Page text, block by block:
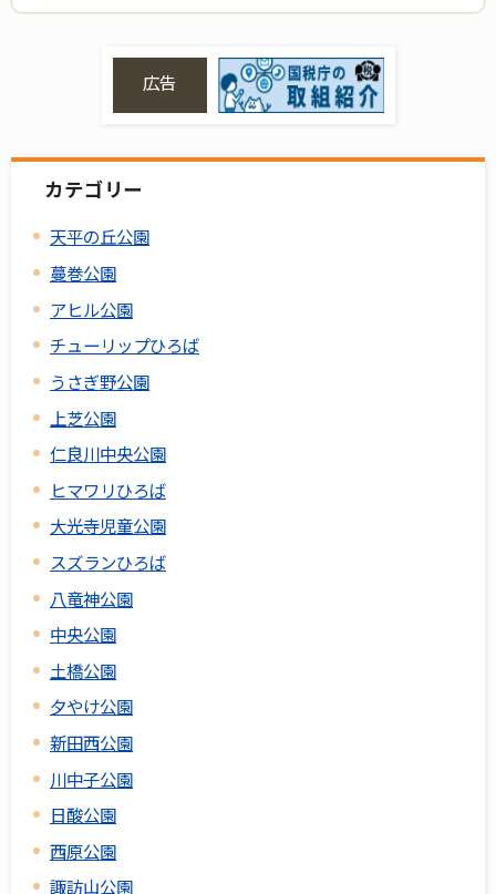
広告
カテゴリー
天平の丘公園
蔓巻公園
アヒル公園
チューリップひろば
うさぎ野公園
上芝公園
仁良川中央公園
ヒマワリひろば
大光寺児童公園
スズランひろば
八竜神公園
中央公園
土橋公園
夕やけ公園
新田西公園
川中子公園
日酸公園
西原公園
諏訪山公園